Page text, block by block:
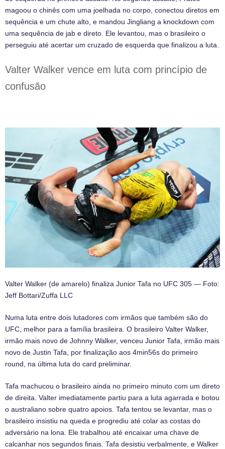
magoou o chinês com uma joelhada no corpo, conectou diretos em
sequência e um chute alto, e mandou Jingliang a knockdown com
uma sequência de jab e direto. Ele levantou, mas o brasileiro o
perseguiu até acertar um cruzado de esquerda que finalizou a luta.
Valter Walker vence em luta com princípio de
confusão
Valter Walker (de amarelo) finaliza Junior Tafa no UFC 305 — Foto:
Jeff Bottari/Zuffa LLC
Numa luta entre dois lutadores com irmãos que também são do
UFC, melhor para a família brasileira. O brasileiro Valter Walker,
irmão mais novo de Johnny Walker, venceu Junior Tafa, irmão mais
novo de Justin Tafa, por finalização aos 4min56s do primeiro
round, na última luta do card preliminar.
Tafa machucou o brasileiro ainda no primeiro minuto com um direto
de direita. Valter imediatamente partiu para a luta agarrada e botou
o australiano sobre quatro apoios. Tafa tentou se levantar, mas o
brasileiro insistiu na queda e progrediu até colar as costas do
adversário na lona. Ele trabalhou até encaixar uma chave de
calcanhar nos segundos finais. Tafa desistiu verbalmente, e Walker